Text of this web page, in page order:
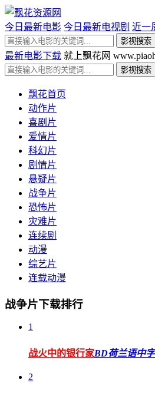
今日最新电影 今日最新电视剧 近一
最新电影下载 就上飘花网
飘花首页
动作片
喜剧片
爱情片
科幻片
剧情片
悬疑片
战争片
恐怖片
灾难片
连续剧
动漫
综艺片
连载动漫
战争片下载排行
1
战火中的银行家BD荷兰语中字
2